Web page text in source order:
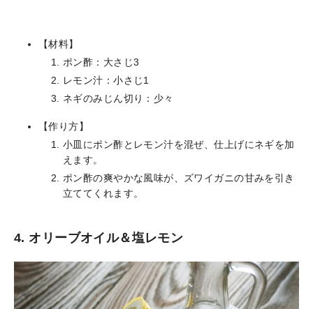
【材料】
ポン酢：大さじ3
レモン汁：小さじ1
ネギのみじん切り：少々
【作り方】
小皿にポン酢とレモン汁を混ぜ、仕上げにネギを加
えます。
ポン酢の爽やかな風味が、ズワイガニの甘みを引き
立ててくれます。
4. オリーブオイル＆塩レモン